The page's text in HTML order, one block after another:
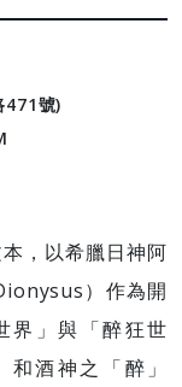
471號)
，以希臘日神阿
）作為開
界」與「醉狂世
酒神之「醉」